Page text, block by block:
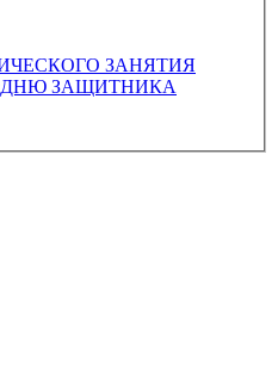
ЗАНЯТИЯ
ЗАЩИТНИКА